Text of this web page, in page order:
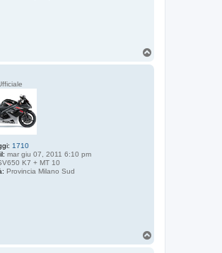
1710
mar giu 07, 2011 6:10 pm
K7 + MT 10
Provincia Milano Sud